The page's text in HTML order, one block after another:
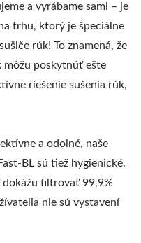
a vyrábame sami – je
trhu, ktorý je špeciálne
rúk! To znamená, že
môžu poskytnúť ešte
riešenie sušenia rúk,
a odolné, naše
BL sú tiež hygienické.
dokážu filtrovať 99,9%
nie sú vystavení